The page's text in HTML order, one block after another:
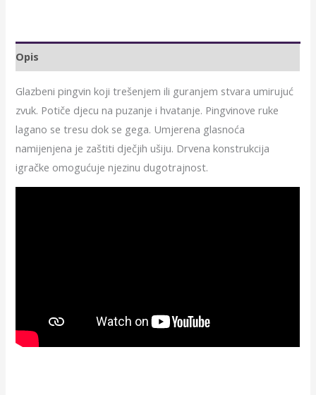
Opis
Glazbeni pingvin koji trešenjem ili guranjem stvara umirujuć
zvuk. Potiče djecu na puzanje i hvatanje. Pingvinove ruke
lagano se tresu dok se gega. Umjerena glasnoća
namijenjena je zaštiti dječjih ušiju. Drvena konstrukcija
igračke omogućuje njezinu dugotrajnost.